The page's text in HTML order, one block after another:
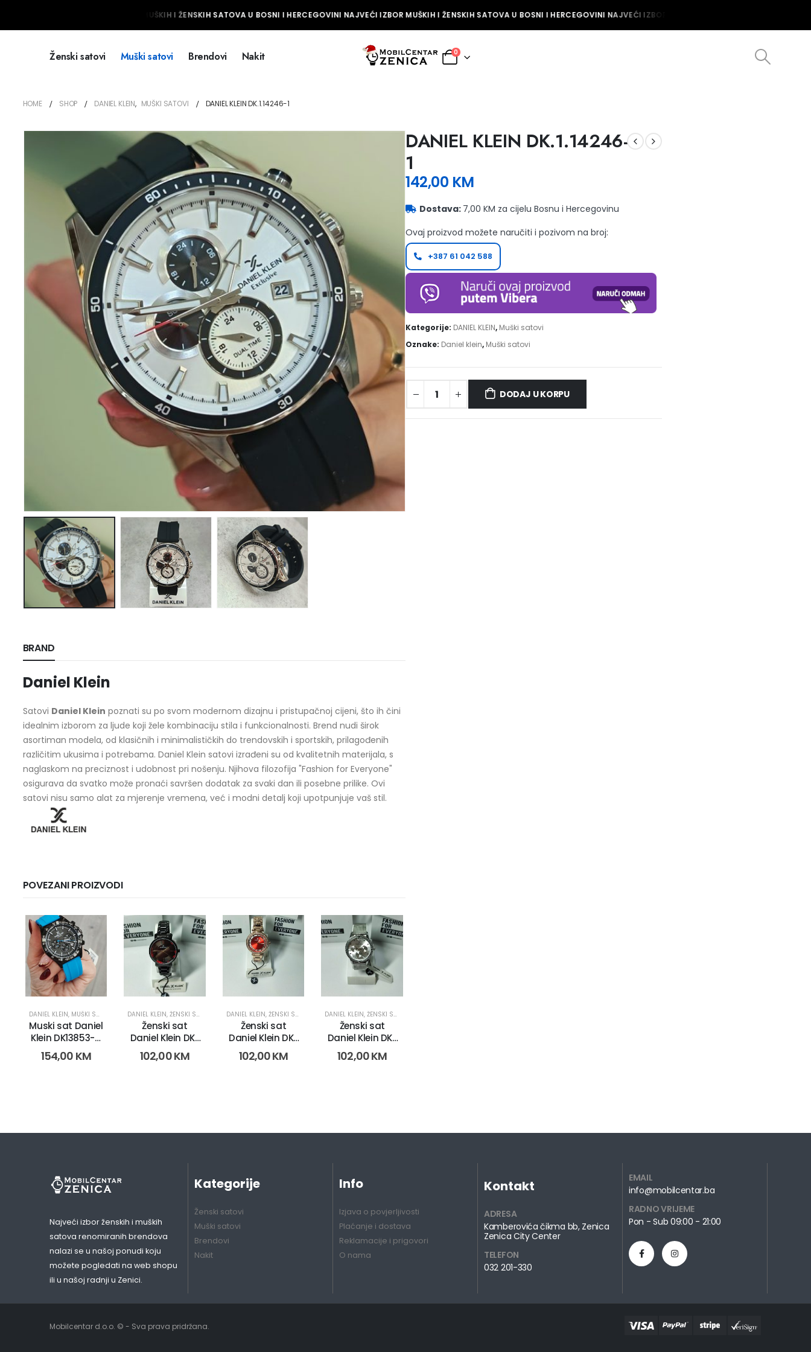
NAJVEĆI IZBOR MUŠKIH I ŽENSKIH SATOVA U BOSNI I HERCEGOVINI NAJVEĆI IZBOR MUŠKIH I ŽENSKIH SATOVA U BOSNI I HERCEGOVINI NAJVEĆI IZBOR MUŠKIH I ŽENSKIH SATOVA U
Ženski satovi Muški satovi Brendovi Nakit 0
HOME SHOP DANIEL KLEIN, MUŠKI SATOVI DANIEL KLEIN DK.1.14246-1
BRAND
Daniel Klein
Satovi Daniel Klein poznati su po svom modernom dizajnu i pristupačnoj cijeni, što ih čini
idealnim izborom za ljude koji žele kombinaciju stila i funkcionalnosti. Brend nudi širok
asortiman modela, od klasičnih i minimalističkih do trendovskih i sportskih, prilagođenih
različitim ukusima i potrebama. Daniel Klein satovi izrađeni su od kvalitetnih materijala, s
naglaskom na preciznost i udobnost pri nošenju. Njihova filozofija "Fashion for Everyone"
osigurava da svatko može pronaći savršen dodatak za svaki dan ili posebne prilike. Ovi
satovi nisu samo alat za mjerenje vremena, već i modni detalj koji upotpunjuje vaš stil.
POVEZANI PROIZVODI
DANIEL KLEIN, MUŠKI SATOVI
Muski sat Daniel
Klein DK13853-4
(17941)
154,00 KM
DANIEL KLEIN,ŽENSKI SATOVI
Ženski sat
Daniel Klein DK-
102-2 (11475-2g)
102,00KM
DANIEL KLEIN, ŽENSKI SATOVI
Ženski sat
Daniel Klein DK-
102-2 (11475-2k)
102,00KM
DANIEL KLEIN,ŽENSKI SATOVI
Ženski sat
Daniel Klein DK-
102-2 (11475-3n)
102,00KM
DANIEL KLEIN DK.1.14246-
1
142,00 KM
Dostava: 7,00 KM za cijelu Bosnu i Hercegovinu
Ovaj proizvod možete naručiti i pozivom na broj:
+387 61 042 588
Kategorije: DANIEL KLEIN, Muški satovi
Oznake: Daniel klein, Muški satovi
DODAJ U KORPU
Najveći izbor ženskih i muških
satova renomiranih brendova
nalazi se u našoj ponudi koju
možete pogledati na web shopu
ili u našoj radnji u Zenici.
Kategorije
Ženski satovi
Muški satovi
Brendovi
Nakit
Info
Izjava o povjerljivosti
Plaćanje i dostava
Reklamacije i prigovori
O nama
Kontakt
ADRESA
Kamberovića čikma bb, Zenica
Zenica City Center
TELEFON
032 201-330
EMAIL
info@mobilcentar.ba
RADNO VRIJEME
Pon - Sub 09:00 - 21:00
Mobilcentar d.o.o. © - Sva prava pridržana.